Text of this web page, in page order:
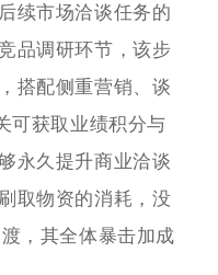
续市场洽谈任务的
品调研环节，该步
搭配侧重营销、谈
可获取业绩积分与
永久提升商业洽谈
取物资的消耗，没
，其全体暴击加成